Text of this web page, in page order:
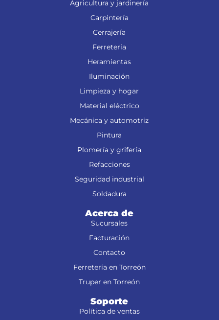
Agricultura y jardinería
Carpintería
Cerrajería
Ferretería
Heramientas
Iluminación
Limpieza y hogar
Material eléctrico
Mecánica y automotriz
Pintura
Plomería y grifería
Refacciones
Seguridad industrial
Soldadura
Acerca de
Sucursales
Facturación
Contacto
Ferretería en Torreón
Truper en Torreón
Soporte
Política de ventas